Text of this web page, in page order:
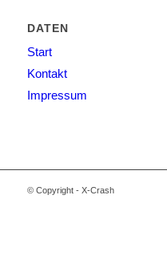
DATEN
Start
Kontakt
Impressum
© Copyright - X-Crash